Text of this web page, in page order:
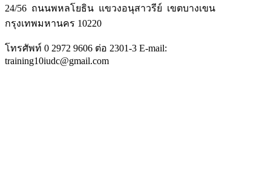
24/56 ถนนพหลโยธิน แขวงอนุสาวรีย์ เขตบางเขน
กรุงเทพมหานคร 10220
โทรศัพท์ 0 2972 9606 ต่อ 2301-3 E-mail:
training10iudc@gmail.com